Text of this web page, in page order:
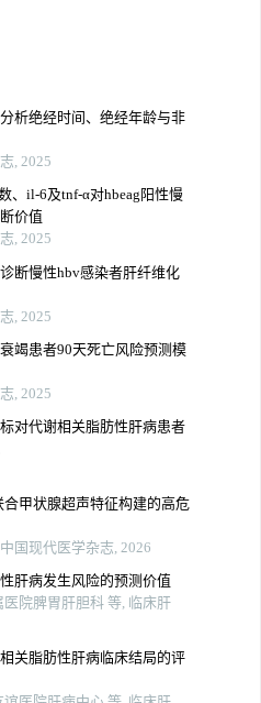
析绝经时间、绝经年龄与非
, 2025
、il-6及tnf-α对hbeag阳性慢
价值
, 2025
断慢性hbv感染者肝纤维化
, 2025
竭患者90天死亡风险预测模
, 2025
对代谢相关脂肪性肝病患者
甲状腺超声特征构建的高危
国现代医学杂志, 2026
肝病发生风险的预测价值
院脾胃肝胆科 等, 临床肝
关脂肪性肝病临床结局的评